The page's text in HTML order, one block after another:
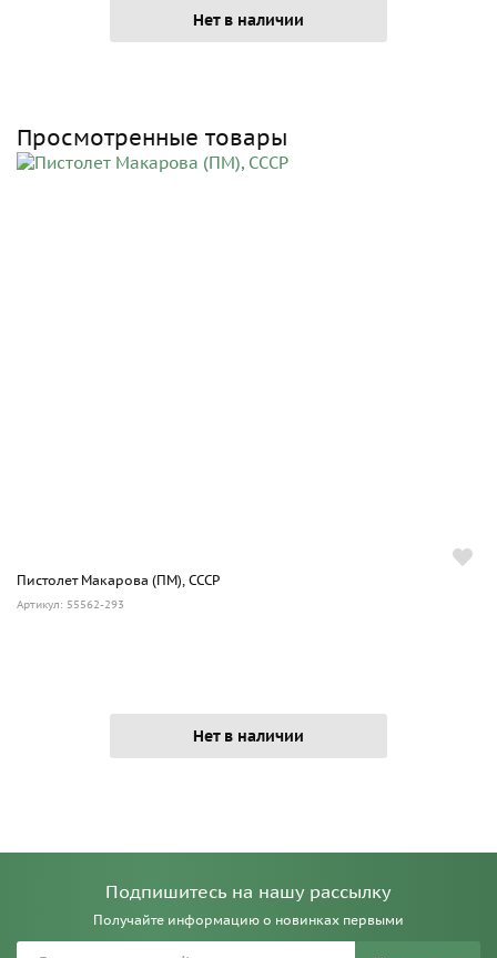
Нет в наличии
Просмотренные товары
Пистолет Макарова (ПМ), СССР
Артикул: 55562-293
Нет в наличии
Подпишитесь на нашу рассылку
Получайте информацию о новинках первыми